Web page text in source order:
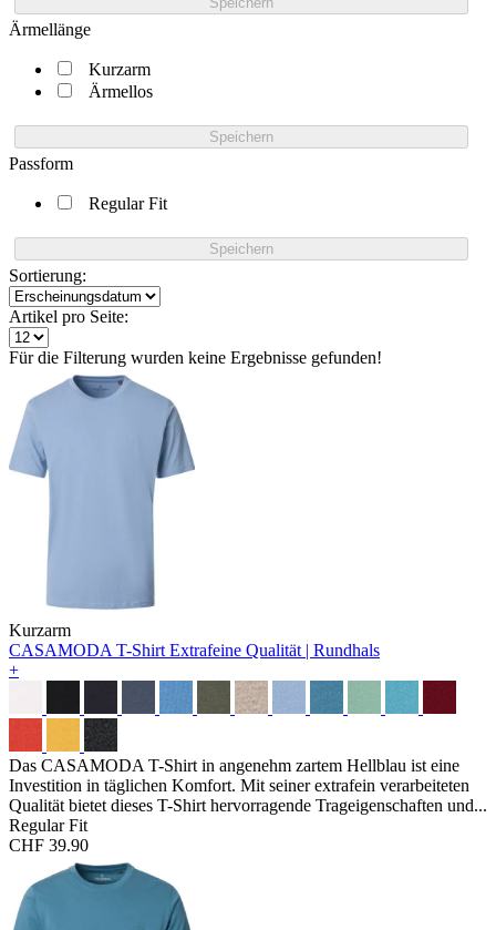
Ärmellänge
Kurzarm
Ärmellos
Speichern
Passform
Regular Fit
Speichern
Sortierung:
Artikel pro Seite:
Für die Filterung wurden keine Ergebnisse gefunden!
Kurzarm
CASAMODA T-Shirt Extrafeine Qualität | Rundhals
+
Das CASAMODA T-Shirt in angenehm zartem Hellblau ist eine
Investition in täglichen Komfort. Mit seiner extrafein verarbeiteten
Qualität bietet dieses T-Shirt hervorragende Trageigenschaften und...
Regular Fit
CHF 39.90